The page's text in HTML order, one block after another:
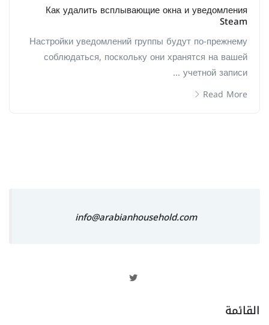
Как удалить всплывающие окна и уведомления
Steam
Настройки уведомлений группы будут по-прежнему
соблюдаться, поскольку они хранятся на вашей
учетной записи ...
Read More
info@arabianhousehold.com
القائمة